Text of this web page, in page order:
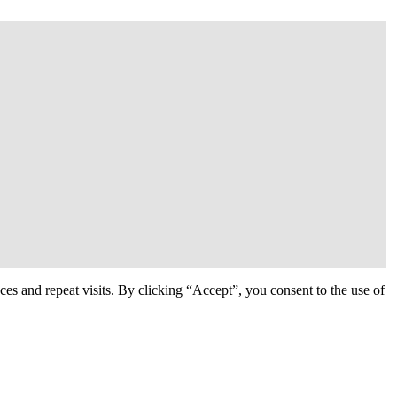
and repeat visits. By clicking “Accept”, you consent to the use of